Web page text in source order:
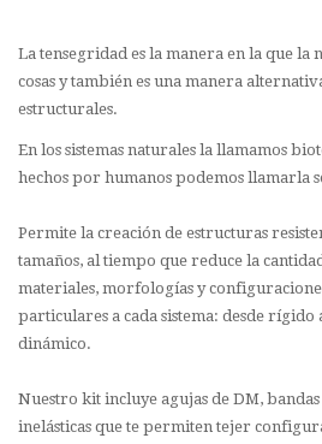
La tensegridad es la manera en la que la
cosas y también es una manera
estructurales.
En los sistemas naturales la llamamos
hechos por humanos podemos llamarla
Permite la creación de estructuras
tamaños, al tiempo que reduce la
materiales, morfologías y
particulares a cada sistema: desde rígido
dinámico.
Nuestro kit incluye agujas de DM, bandas
inelásticas que te permiten tejer